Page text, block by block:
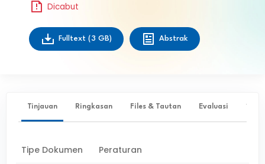
Dicabut
Fulltext (3 GB) Abstrak
Tinjauan Ringkasan Files & Tautan Evaluasi ✨
Tipe Dokumen Peraturan